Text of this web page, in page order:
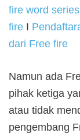
fire word series
fire I
dari Free fire
Namun ada
pihak ketiga
atau tidak
pengembang